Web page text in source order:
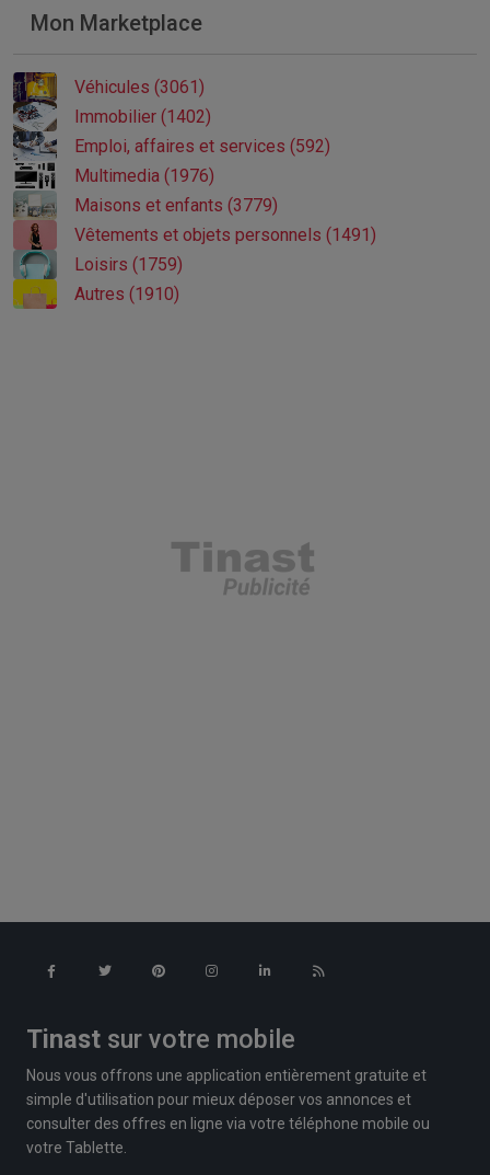
Mon Marketplace
Véhicules (3061)
Immobilier (1402)
Emploi, affaires et services (592)
Multimedia (1976)
Maisons et enfants (3779)
Vêtements et objets personnels (1491)
Loisirs (1759)
Autres (1910)
Tinast sur votre mobile
Nous vous offrons une application entièrement gratuite et
simple d'utilisation pour mieux déposer vos annonces et
consulter des offres en ligne via votre téléphone mobile ou
votre Tablette.